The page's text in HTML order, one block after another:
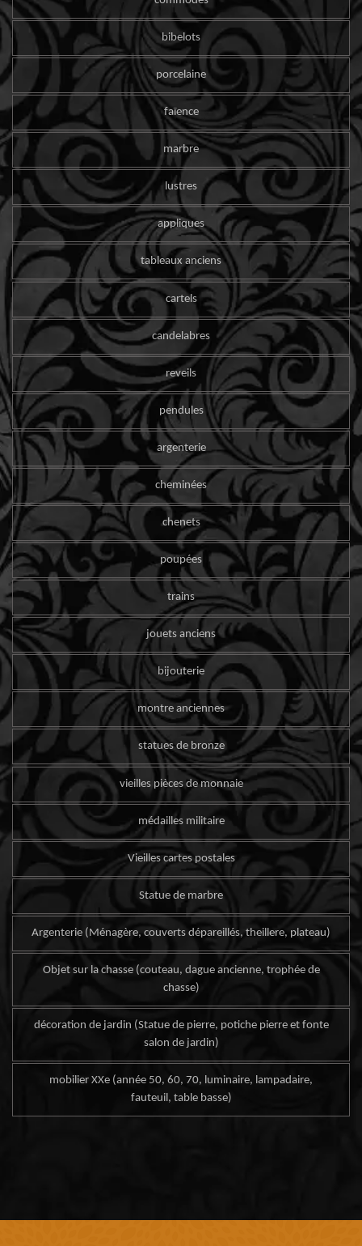
bibelots
porcelaine
faïence
marbre
lustres
appliques
tableaux anciens
cartels
candelabres
reveils
pendules
argenterie
cheminées
chenets
poupées
trains
jouets anciens
bijouterie
montre anciennes
statues de bronze
vieilles pièces de monnaie
médailles militaire
Vieilles cartes postales
Statue de marbre
Argenterie (Ménagère, couverts dépareillés, theillere, plateau)
Objet sur la chasse (couteau, dague ancienne, trophée de
chasse)
décoration de jardin (Statue de pierre, potiche pierre et fonte
salon de jardin)
mobilier XXe (année 50, 60, 70, luminaire, lampadaire,
fauteuil, table basse)